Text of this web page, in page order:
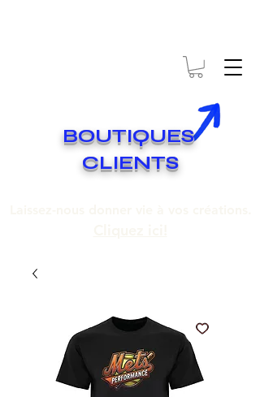
BOUTIQUES
CLIENTS